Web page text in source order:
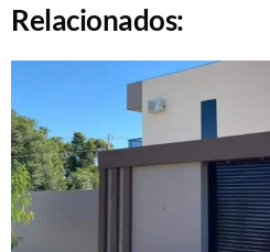
Relacionados: